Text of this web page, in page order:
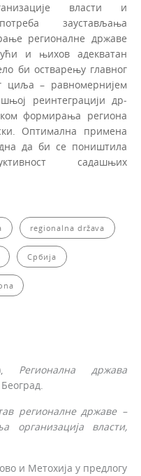
власти и
заустављања
регионалне државе
и њихов адекватан
би остварењу главног
циља – равномернијем
реинтеграцији др­
формирања региона
Оптимална примена
да би се поништила
садашњих
regionalna država
Србија
Регионална држава
Београд.
регионалне државе –
организација власти,
и Метохија у пред­логу